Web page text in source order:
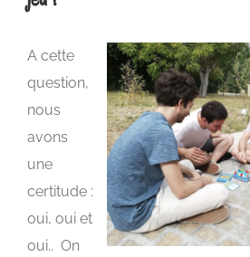
Acette
question,
nous
avons
une
certitude :
oui, oui et
oui.. On